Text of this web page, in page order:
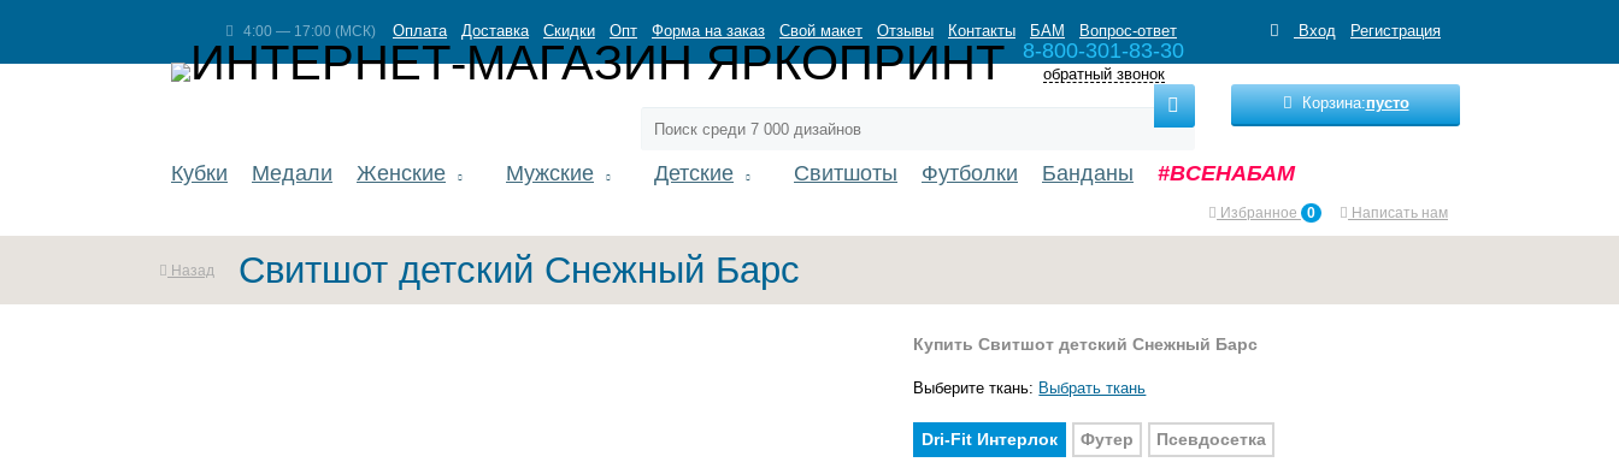
4:00 — 17:00 (МСК) Оплата Доставка Скидки Опт Форма на заказ Свой макет Отзывы Контакты БАМ Вопрос-ответ Вход Регистрация
8-800-301-83-30
обратный звонок
Корзина:пусто
Кубки Медали Женские Мужские Детские Свитшоты Футболки Банданы #ВСЕНАБАМ
Избранное 0 Написать нам
Назад Свитшот детский Снежный Барс
Купить Свитшот детский Снежный Барс
Выберите ткань: Выбрать ткань
Dri-Fit Интерлок Футер Псевдосетка